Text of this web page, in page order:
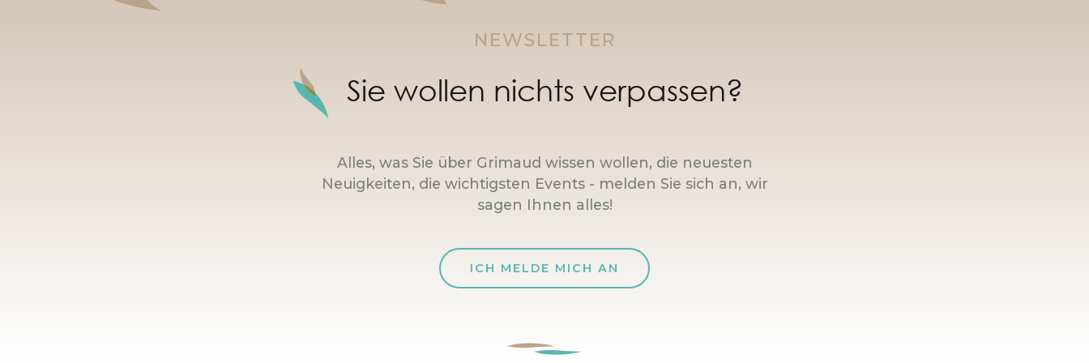
NEWSLETTER
Sie wollen nichts verpassen?
Alles, was Sie über Grimaud wissen wollen, die neuesten
Neuigkeiten, die wichtigsten Events - melden Sie sich an, wir
sagen Ihnen alles!
ICH MELDE MICH AN